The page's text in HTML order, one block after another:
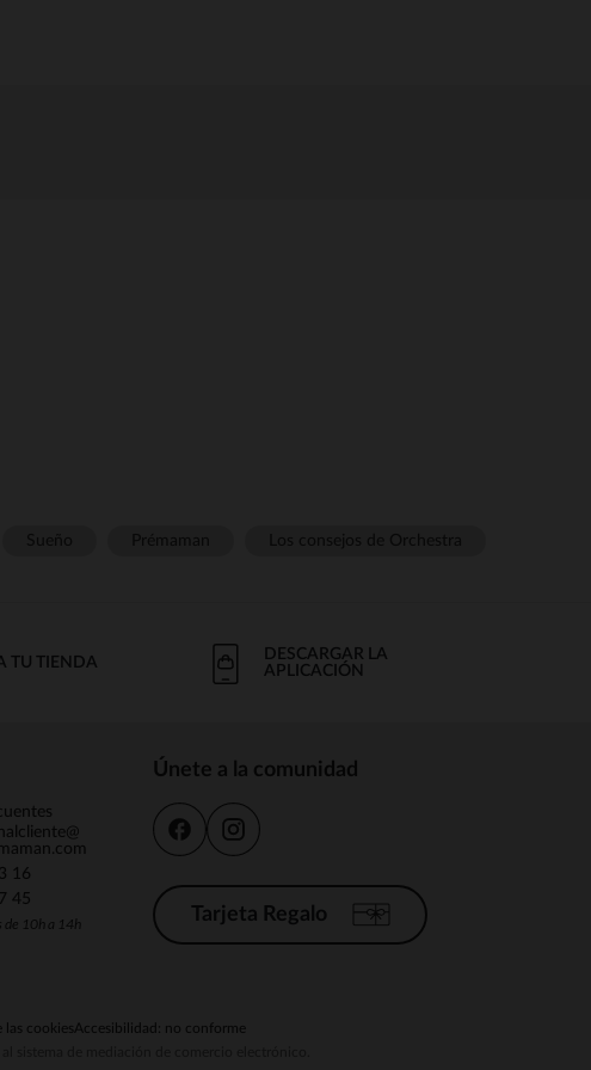
TU TIENDA
DESCARGAR LA
APLICACIÓN
16
45
de 10h a 14h
Únete a la comunidad
Tarjeta Regalo
las cookiesAccesibilidad: no conforme